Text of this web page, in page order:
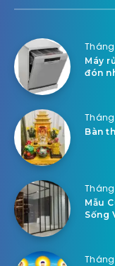
Tháng
Máy
đón
Tháng
Bàn
Tháng
Mẫu
Sống
Tháng